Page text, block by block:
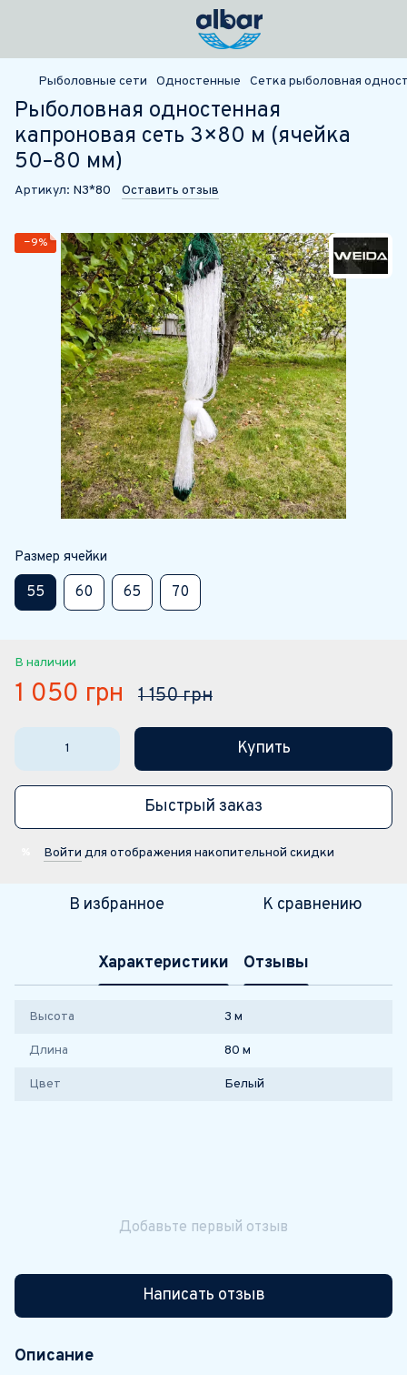
Рыболовные сети Одностенные Сетка рыболовная
Рыболовная одностенная
капроновая сеть 3×80 м (ячейка
50–80 мм)
Артикул: N3*80 Оставить отзыв
−9%
Размер ячейки
55 60 65 70
В наличии
1 050 грн 1 150 грн
Купить
Быстрый заказ
Войти для отображения накопительной скидки
В избранное К сравнению
Характеристики Отзывы
Высота 3 м
Длина 80 м
Цвет Белый
Добавьте первый отзыв
Написать отзыв
Описание